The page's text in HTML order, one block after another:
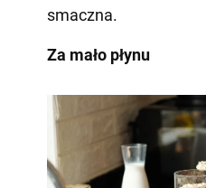
smaczna.
Za mało płynu